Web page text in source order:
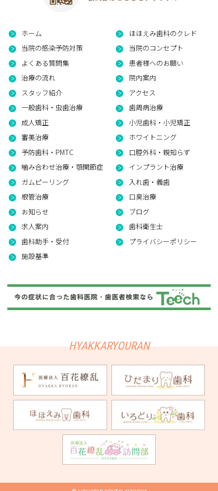
ホーム
ほほえみ歯科のクレド
当院の感染予防対策
当院のコンセプト
よくある質問集
患者様へのお願い
治療の流れ
院内案内
スタッフ紹介
アクセス
一般歯科・虫歯治療
歯周病治療
成人矯正
小児歯科・小児矯正
審美治療
ホワイトニング
予防歯科・PMTC
口腔外科・親知らず
噛み合わせ治療・顎関節症
インプラント治療
ガムピーリング
入れ歯・義歯
根管治療
口臭治療
お知らせ
ブログ
求人案内
歯科衛生士
歯科助手・受付
プライバシーポリシー
施設基準